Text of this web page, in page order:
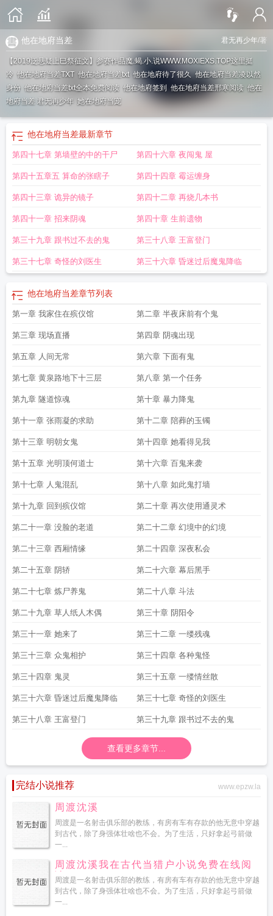
君无再少年/著
他在地府当差
【2019泛悬疑上巳祭征文】参赛作品魔.蝎.小.说WWW.MOXIEXS.TOP这里挺
冷 他在地府当差TXT 他在地府当差txt 他在地府待了很久他在地府当差凌以然
身份他在地府当差txt全本免费阅读 他在地府签到 他在地府当差邢寒阅读 他在
地府当差 君无再少年 她在地府当宠
他在地府当差最新章节
第四十七章 第墙壁的中的干尸 第四十六章 夜闯鬼 屋
第四十五章五 算命的张瞎子 第四十四章 霉运缠身
第四十三章 诡异的镜子 第四十二章 再烧几本书
第四十一章 招来阴魂 第四十章 生前遗物
第三十九章 跟书过不去的鬼 第三十八章 王富登门
第三十七章 奇怪的刘医生 第三十六章 昏迷过后魔鬼降临
他在地府当差章节列表
第一章 我家住在殡仪馆 第二章 半夜床前有个鬼
第三章 现场直播 第四章 阴魂出现
第五章 人间无常 第六章 下面有鬼
第七章 黄泉路地下十三层 第八章 第一个任务
第九章 隧道惊魂 第十章 暴力降鬼
第十一章 张雨凝的求助 第十二章 陪葬的玉镯
第十三章 明朝女鬼 第十四章 她看得见我
第十五章 光明顶何道士 第十六章 百鬼来袭
第十七章 人鬼混乱 第十八章 如此鬼打墙
第十九章 回到殡仪馆 第二十章 再次使用通灵术
第二十一章 没脸的老道 第二十二章 幻境中的幻境
第二十三章 西厢情缘 第二十四章 深夜私会
第二十五章 阴轿 第二十六章 幕后黑手
第二十七章 炼尸养鬼 第二十八章 斗法
第二十九章 草人纸人木偶 第三十章 阴阳令
第三十一章 她来了 第三十二章 一缕残魂
第三十三章 众鬼相护 第三十四章 各种鬼怪
第三十四章 鬼灵 第三十五章 一缕情丝散
第三十六章 昏迷过后魔鬼降临 第三十七章 奇怪的刘医生
第三十八章 王富登门 第三十九章 跟书过不去的鬼
查看更多章节...
完结小说推荐 www.epzw.la
周渡沈溪
周渡是一名射击俱乐部的教练，有房有车有存款的他无意中穿越
到古代，除了身强体壮啥也不会。为了生活，只好拿起弓箭做
一...
周渡沈溪我在古代当猎户小说免费在线阅
读
周渡是一名射击俱乐部的教练，有房有车有存款的他无意中穿越
到古代，除了身强体壮啥也不会。为了生活，只好拿起弓箭做
一...